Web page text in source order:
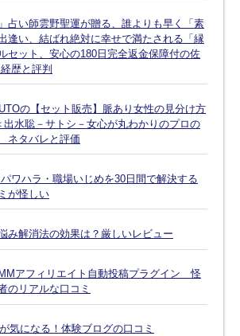
占い師雲野聖運が贈る、誰よりも早く「素
逢い、結ばれ絶対に幸せで満たされる「縁
セット、安心の180日完全返金保障付の佐
歴と評判
の【セット販売】脈あり女性の見分け方
出水聡－サトシ－女心が丸わかりのプロの
ネタバレと評価
ワハラ・職場いじめを30日間で解決する
が怪しい
み解消法の効果は？厳しいレビュー
アフィリエイト自動投稿プラグイン 怪
のリアルな口コミ
気になる！体験ブログの口コミ